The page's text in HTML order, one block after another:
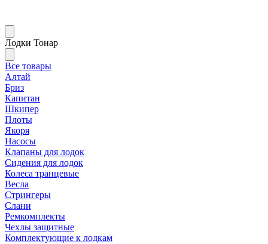
Лодки Тонар
Все товары
Алтай
Бриз
Капитан
Шкипер
Плоты
Якоря
Насосы
Клапаны для лодок
Сидения для лодок
Колеса транцевые
Весла
Стрингеры
Слани
Ремкомплекты
Чехлы защитные
Комплектующие к лодкам